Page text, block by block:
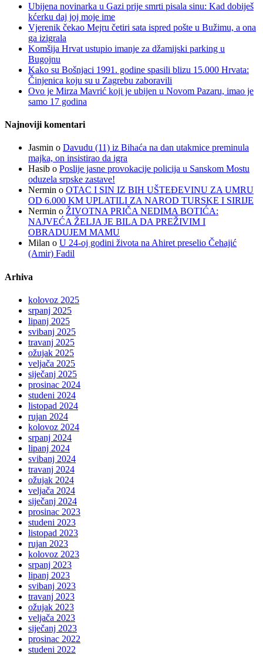
Ubijena novinarka u Gazi prije smrti pisala sinu: Kad dobiješ
kćerku daj joj moje ime
Vjerenik čekao Mejru četiri sata ispred pošte u Bužimu, a ona
ga izigrala
Komšija Hrvat ustupio imanje za džamijski parking u
Bugojnu
Kako su Bošnjaci 1991. godine spasili blizu 15.000 Hrvata:
Činjenica koju su u Zagrebu zaboravili
Ovo je Mirza Mavrić koji je ubijen u Novom Pazaru, imao je
samo 17 godina
Najnoviji komentari
Jasmin o Davudu (11) iz Bihaća na dan utakmice preminula
majka, on insistirao da igra
Hasib o Poslije jasne provokacije policija u Sanskom Mostu
oduzela srpske zastave!
Nermin o OTAC I SIN IZ BIH UŠTEĐEVINU ZA UMRU
OD 6.000 KM UPLATILI ZA NAROD TURSKE I SIRIJE
Nermin o ŽIVOTNA PRIČA NEDIMA BOTIĆA:
NAJVEĆA ŽELJA JE BILA DA PREŽIVIM I
OBRADUJEM MAMU
Milan o U 24-oj godini života na Ahiret preselio Čehajić
(Amir) Fadil
Arhiva
kolovoz 2025
srpanj 2025
lipanj 2025
svibanj 2025
travanj 2025
ožujak 2025
veljača 2025
siječanj 2025
prosinac 2024
studeni 2024
listopad 2024
rujan 2024
kolovoz 2024
srpanj 2024
lipanj 2024
svibanj 2024
travanj 2024
ožujak 2024
veljača 2024
siječanj 2024
prosinac 2023
studeni 2023
listopad 2023
rujan 2023
kolovoz 2023
srpanj 2023
lipanj 2023
svibanj 2023
travanj 2023
ožujak 2023
veljača 2023
siječanj 2023
prosinac 2022
studeni 2022